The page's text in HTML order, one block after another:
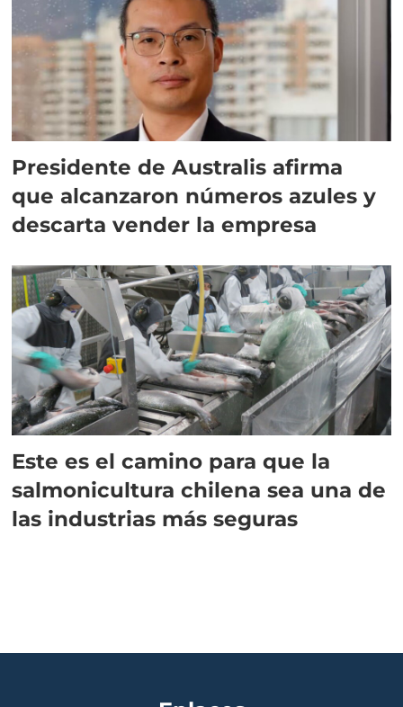
Presidente de Australis afirma
que alcanzaron números azules y
descarta vender la empresa
Este es el camino para que la
salmonicultura chilena sea una de
las industrias más seguras